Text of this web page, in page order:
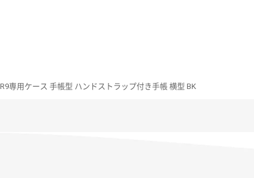
専用ケース 手帳型 ハンドストラップ付き手帳 横型 BK